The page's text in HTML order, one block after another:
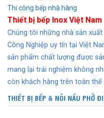
Thi công bếp nhà hàng
Thiết bị bếp Inox Việt Nam
Chúng tôi những nhà sản
Công Nghiệp uy tín tại Việt
sản phẩm chất lượng được
mang lại trải nghiệm không
còn khách hàng trên toàn thế
THIẾT BỊ BẾP & NỒI NẤU PHỞ